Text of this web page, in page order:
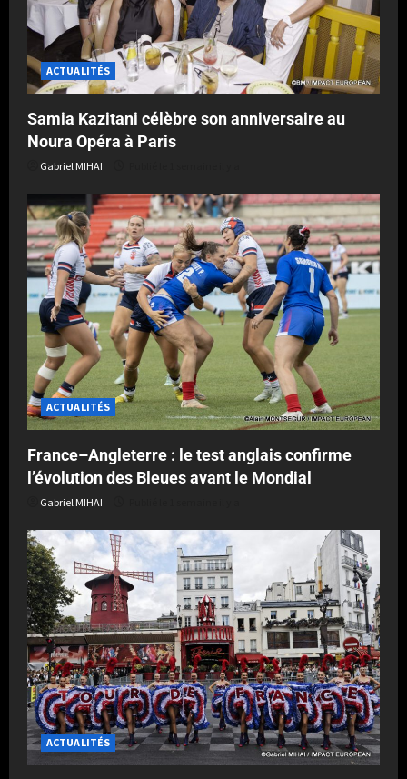
ACTUALITÉS
Samia Kazitani célèbre son anniversaire au
Noura Opéra à Paris
Gabriel MIHAI
ACTUALITÉS
France–Angleterre : le test anglais confirme
l’évolution des Bleues avant le Mondial
Gabriel MIHAI
ACTUALITÉS